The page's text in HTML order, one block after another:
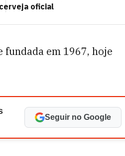
cerveja oficial
fundada em 1967, hoje
Seguir no Google